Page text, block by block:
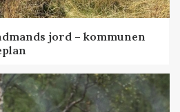
jord – kommunen